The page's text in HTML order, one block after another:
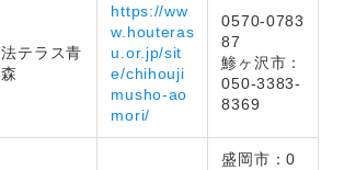
法テラス青
森
https://ww
w.houteras
u.or.jp/sit
e/chihouji
musho-ao
mori/
0570-0783
87
鯵ヶ沢市：
050-3383-
8369
盛岡市：0